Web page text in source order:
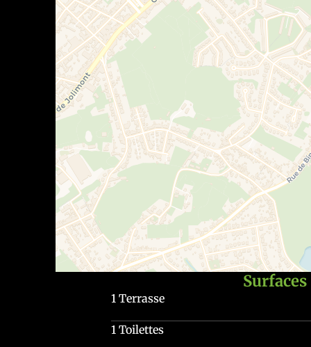
Surfaces
1 Terrasse
1 Toilettes